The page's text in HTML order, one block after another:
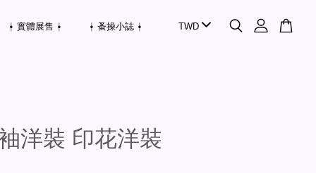
⍿ 實體展售 ⍿ ⍿ 蚤操小誌 ⍿
洋裝 印花洋裝